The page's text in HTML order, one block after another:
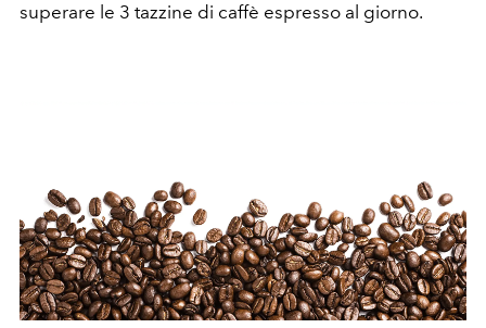
superare le 3 tazzine di caffè espresso al giorno.